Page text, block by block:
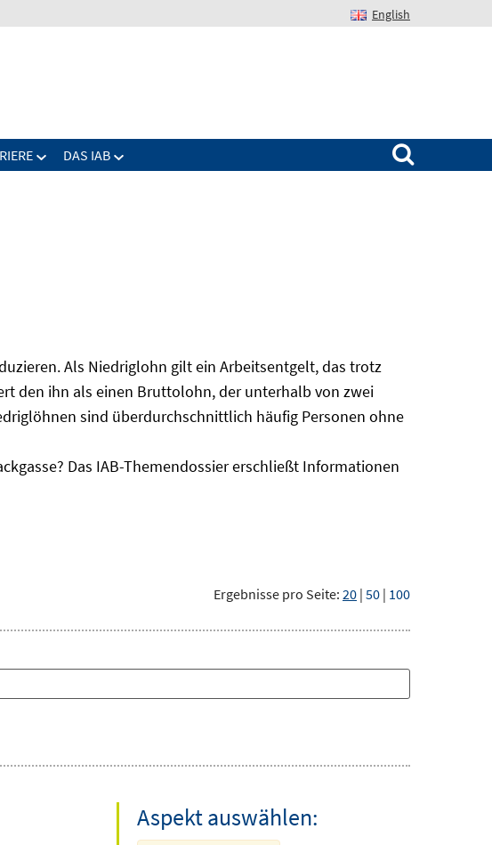
English
DAS IAB
Suchen nach:
Als Niedriglohn gilt ein Arbeitsentgelt, das trotz
den ihn als einen Bruttolohn, der unterhalb von zwei
sind überdurchschnittlich häufig Personen ohne
Das IAB-Themendossier erschließt Informationen
Ergebnisse pro Seite: 20 | 50 | 100
Aspekt auswählen: